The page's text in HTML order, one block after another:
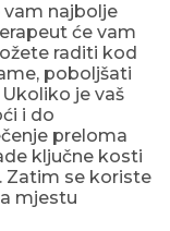
vam najbolje
će vam
raditi kod
poboljšati
je vaš
i do
preloma
ključne kosti
Zatim se koriste
mjestu